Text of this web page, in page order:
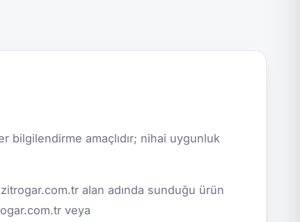
amaçlıdır; nihai uygunluk
alan adında sunduğu ürün
veya